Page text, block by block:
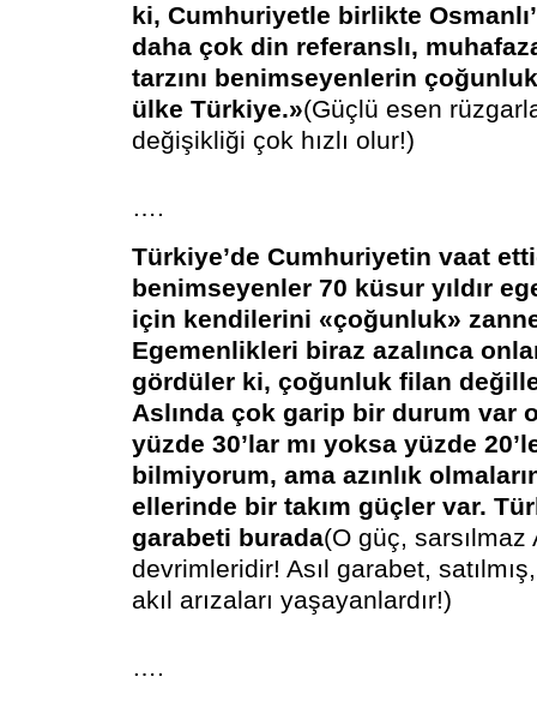
ki, Cumhuriyetle birlikte
daha çok din referanslı,
tarzını benimseyenlerin
ülke Türkiye.»(Güçlü esen
değişikliği çok hızlı olur!)
….
Türkiye’de Cumhuriyetin vaat
benimseyenler 70 küsur yıldır
için kendilerini «çoğunluk»
Egemenlikleri biraz azalınca
gördüler ki, çoğunluk filan
Aslında çok garip bir durum var
yüzde 30’lar mı yoksa yüzde
bilmiyorum, ama azınlık
ellerinde bir takım güçler var.
garabeti burada(O güç,
devrimleridir! Asıl garabet,
akıl arızaları yaşayanlardır!)
….